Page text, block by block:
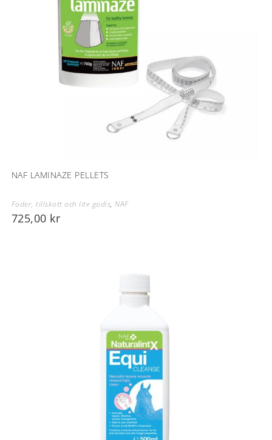
NAF LAMINAZE PELLETS
Foder, tillskott och lite godis,NAF
725,00 kr